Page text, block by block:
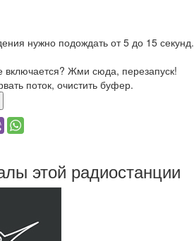
нужно подождать от 5 до 15 секунд.
включается? Жми сюда, перезапуск!
поток, очистить буфер.
этой радиостанции